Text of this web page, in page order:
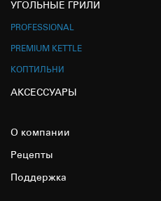
УГОЛЬНЫЕ ГРИЛИ
PROFESSIONAL
PREMIUM KETTLE
КОПТИЛЬНИ
АКСЕССУАРЫ
О компании
Рецепты
Поддержка